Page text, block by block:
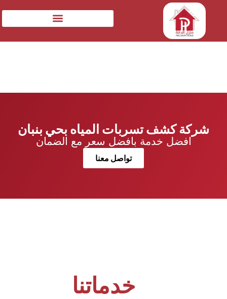
شركة كشف تسربات المياه بحي بنبان
افضل خدمة بافضل سعر مع الضمان
تواصل معنا
خدماتنا